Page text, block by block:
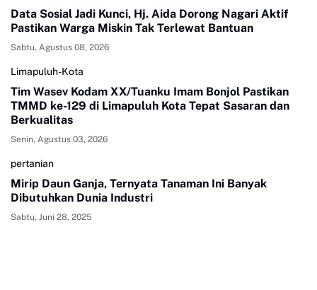
Data Sosial Jadi Kunci, Hj. Aida Dorong Nagari Aktif
Pastikan Warga Miskin Tak Terlewat Bantuan
Sabtu, Agustus 08, 2026
Limapuluh-Kota
Tim Wasev Kodam XX/Tuanku Imam Bonjol Pastikan
TMMD ke-129 di Limapuluh Kota Tepat Sasaran dan
Berkualitas
Senin, Agustus 03, 2026
pertanian
Mirip Daun Ganja, Ternyata Tanaman Ini Banyak
Dibutuhkan Dunia Industri
Sabtu, Juni 28, 2025